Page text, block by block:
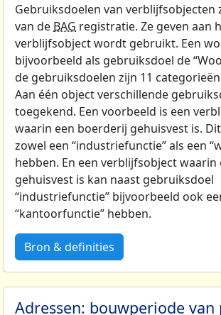
Gebruiksdoelen van verblijfsobjecten
van de BAG registratie. Ze geven aan
verblijfsobject wordt gebruikt. Een
bijvoorbeeld als gebruiksdoel de
de gebruiksdoelen zijn 11
Aan één object verschillende
toegekend. Een voorbeeld is een
waarin een boerderij gehuisvest is.
zowel een “industriefunctie” als een
hebben. En een verblijfsobject
gehuisvest is kan naast gebruiksdoel
“industriefunctie” bijvoorbeeld ook
“kantoorfunctie” hebben.
Bron & definities
Adressen: bouwperiode van